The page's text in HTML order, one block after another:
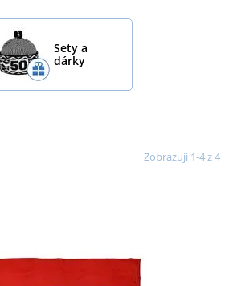
Sety a
dárky
Zobrazuji 1-4 z 4